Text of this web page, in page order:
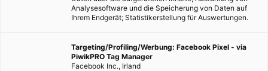
Analysesoftware und die Speicherung von Daten auf
Ihrem Endgerät; Statistikerstellung für Auswertungen.
Targeting/Profiling/Werbung: Facebook Pixel - via
PiwikPRO Tag Manager
Facebook Inc., Irland